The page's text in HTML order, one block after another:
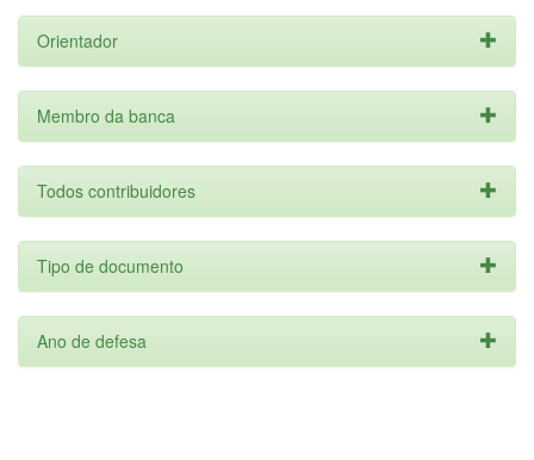
Orientador
Membro da banca
Todos contribuidores
Tipo de documento
Ano de defesa